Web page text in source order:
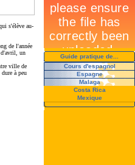
s'élève au-
de l'année
d'avril, un
ville de
à peu
Guide pratique de...
Cours d'espagnol
Espagne
Malaga
Costa Rica
Mexique